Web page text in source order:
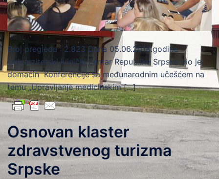
Broj pregleda : 2.823 Dana 05.06.2018.godine
Univerzitetski klinički centar Republike Srpske bio je
domaćin Konferencije sa međunarodnim učešćem na
temu „Upravljanje medicinskim […]
Osnovan klaster
zdravstvenog turizma
Srpske